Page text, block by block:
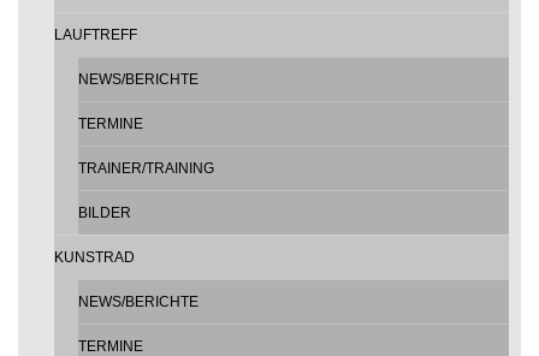
LAUFTREFF
NEWS/BERICHTE
TERMINE
TRAINER/TRAINING
BILDER
KUNSTRAD
NEWS/BERICHTE
TERMINE